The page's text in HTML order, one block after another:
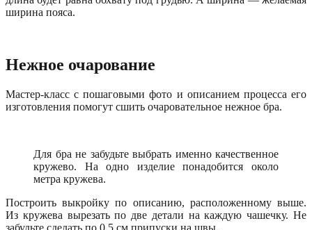
ширина пояса.
Нежное очарование
Мастер-класс с пошаговыми фото и описанием процесса его
изготовления помогут сшить очаровательное нежное бра.
Для бра не забудьте выбрать именно качественное
кружево. На одно изделие понадобится около
метра кружева.
Построить выкройку по описанию, расположенному выше.
Из кружева вырезать по две детали на каждую чашечку. Не